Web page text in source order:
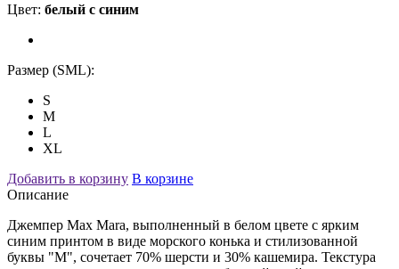
Цвет: белый с синим
Размер (SML):
S
M
L
XL
Добавить в корзину В корзине
Описание
Джемпер Max Mara, выполненный в белом цвете с ярким
синим принтом в виде морского конька и стилизованной
буквы "M", сочетает 70% шерсти и 30% кашемира. Текстура